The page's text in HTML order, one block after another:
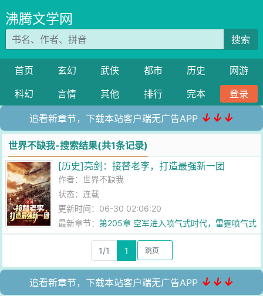
沸腾文学网
搜索
首页 玄幻 武侠 都市 历史
网游
科幻
言情 其他 排行 完本 登录
追看新章节，下载本站客户端无广告APP ↓↓↓
世界不缺我-搜索结果(共1条记录)
[历史]亮剑：接替老李，打造最强新一团
作者：世界不缺我
状态：连载
更新时间：06-30 02:06:20
最新章节：第205章 空军进入喷气式时代，雷霆喷气式
战斗机
1/1
1
追看新章节，下载本站客户端无广告APP ↓↓↓